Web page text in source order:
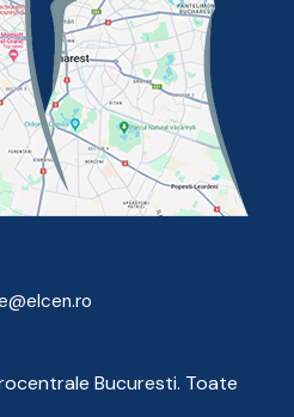
Bucuresti. Toate